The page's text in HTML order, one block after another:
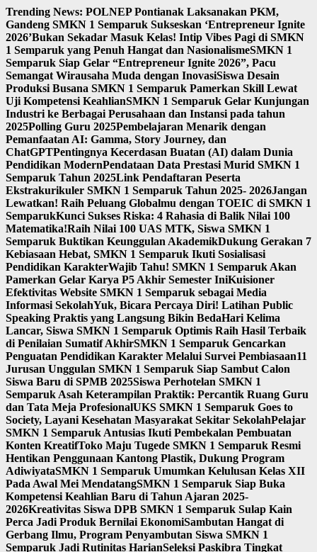
Skip
to
content
Trending News: POLNEP Pontianak Laksanakan PKM,
Gandeng SMKN 1 Semparuk Sukseskan ‘Entrepreneur Ignite
2026’Bukan Sekadar Masuk Kelas! Intip Vibes Pagi di SMKN
1 Semparuk yang Penuh Hangat dan NasionalismeSMKN 1
Semparuk Siap Gelar “Entrepreneur Ignite 2026”, Pacu
Semangat Wirausaha Muda dengan InovasiSiswa Desain
Produksi Busana SMKN 1 Semparuk Pamerkan Skill Lewat
Uji Kompetensi KeahlianSMKN 1 Semparuk Gelar Kunjungan
Industri ke Berbagai Perusahaan dan Instansi pada tahun
2025Polling Guru 2025Pembelajaran Menarik dengan
Pemanfaatan AI: Gamma, Story Journey, dan
ChatGPTPentingnya Kecerdasan Buatan (AI) dalam Dunia
Pendidikan ModernPendataan Data Prestasi Murid SMKN 1
Semparuk Tahun 2025Link Pendaftaran Peserta
Ekstrakurikuler SMKN 1 Semparuk Tahun 2025- 2026Jangan
Lewatkan! Raih Peluang Globalmu dengan TOEIC di SMKN 1
SemparukKunci Sukses Riska: 4 Rahasia di Balik Nilai 100
Matematika!Raih Nilai 100 UAS MTK, Siswa SMKN 1
Semparuk Buktikan Keunggulan AkademikDukung Gerakan 7
Kebiasaan Hebat, SMKN 1 Semparuk Ikuti Sosialisasi
Pendidikan KarakterWajib Tahu! SMKN 1 Semparuk Akan
Pamerkan Gelar Karya P5 Akhir Semester IniKuisioner
Efektivitas Website SMKN 1 Semparuk sebagai Media
Informasi SekolahYuk, Bicara Percaya Diri! Latihan Public
Speaking Praktis yang Langsung Bikin BedaHari Kelima
Lancar, Siswa SMKN 1 Semparuk Optimis Raih Hasil Terbaik
di Penilaian Sumatif AkhirSMKN 1 Semparuk Gencarkan
Penguatan Pendidikan Karakter Melalui Survei Pembiasaan11
Jurusan Unggulan SMKN 1 Semparuk Siap Sambut Calon
Siswa Baru di SPMB 2025Siswa Perhotelan SMKN 1
Semparuk Asah Keterampilan Praktik: Percantik Ruang Guru
dan Tata Meja ProfesionalUKS SMKN 1 Semparuk Goes to
Society, Layani Kesehatan Masyarakat Sekitar SekolahPelajar
SMKN 1 Semparuk Antusias Ikuti Pembekalan Pembuatan
Konten KreatifToko Maju Tugede SMKN 1 Semparuk Resmi
Hentikan Penggunaan Kantong Plastik, Dukung Program
AdiwiyataSMKN 1 Semparuk Umumkan Kelulusan Kelas XII
Pada Awal Mei MendatangSMKN 1 Semparuk Siap Buka
Kompetensi Keahlian Baru di Tahun Ajaran 2025-
2026Kreativitas Siswa DPB SMKN 1 Semparuk Sulap Kain
Perca Jadi Produk Bernilai EkonomiSambutan Hangat di
Gerbang Ilmu, Program Penyambutan Siswa SMKN 1
Semparuk Jadi Rutinitas HarianSeleksi Paskibra Tingkat